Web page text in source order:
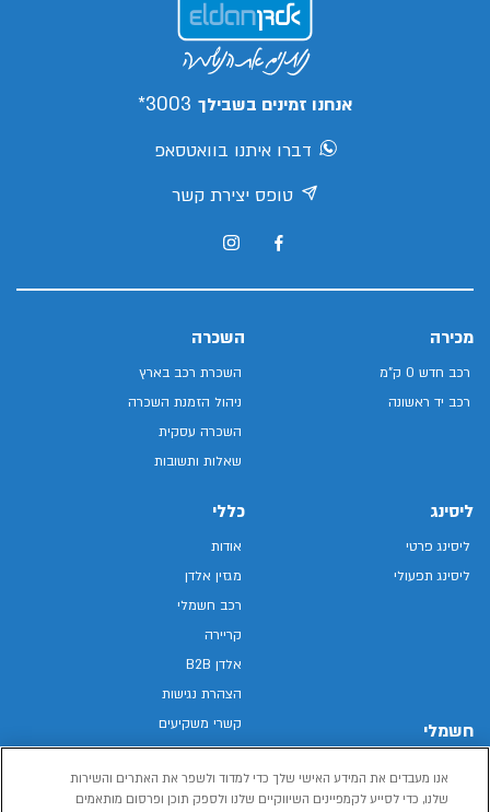
אנחנו זמינים בשבילך 3003*
דברו איתנו בוואטסאפ
טופס יצירת קשר
מכירה
רכב חדש 0 ק"מ
רכב יד ראשונה
השכרה
השכרת רכב בארץ
ניהול הזמנת השכרה
השכרה עסקית
שאלות ותשובות
ליסינג
ליסינג פרטי
ליסינג תפעולי
חשמלי
רכב חשמלי
כללי
אודות
מגזין אלדן
רכב חשמלי
קריירה
אלדן B2B
הצהרת נגישות
קשרי משקיעים
מפת האתר
מדיניות פרטיות
אנו מעבדים את המידע האישי שלך כדי למדוד ולשפר את האתרים והשירות
שלנו, כדי לסייע לקמפיינים השיווקיים שלנו ולספק תוכן ופרסום מותאמים